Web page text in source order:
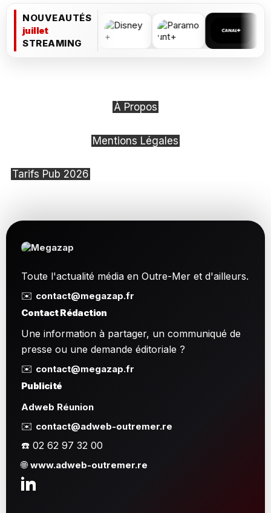
NOUVEAUTÉS
juillet
STREAMING
À Propos
Mentions Légales
Tarifs Pub 2026
Toute l'actualité média en Outre-Mer et d'ailleurs.
✉️ contact@megazap.fr
Contact Rédaction
Une information à partager, un communiqué de
presse ou une demande éditoriale ?
✉️ contact@megazap.fr
Publicité
Adweb Réunion
✉️ contact@adweb-outremer.re
☎️ 02 62 97 32 00
🌐www.adweb-outremer.re